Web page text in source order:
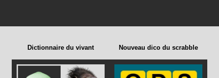
Dictionnaire du vivant Nouveau dico du scrabble